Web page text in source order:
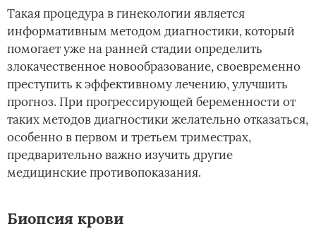
Такая процедура в гинекологии является
информативным методом диагностики, который
помогает уже на ранней стадии определить
злокачественное новообразование, своевременно
преступить к эффективному лечению, улучшить
прогноз. При прогрессирующей беременности от
таких методов диагностики желательно отказаться,
особенно в первом и третьем триместрах,
предварительно важно изучить другие
медицинские противопоказания.
Биопсия крови